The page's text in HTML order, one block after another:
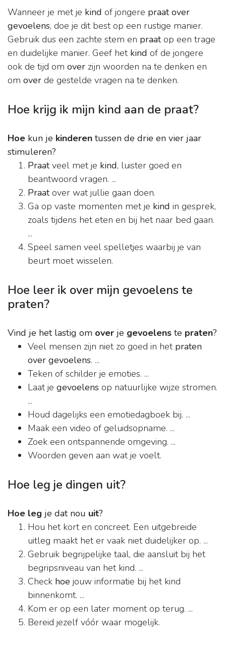
Wanneer je met je kind of jongere praat over
gevoelens, doe je dit best op een rustige manier.
Gebruik dus een zachte stem en praatop een trage
en duidelijke manier. Geef het kind of de jongere
ook de tijd om over zijn woorden na te denken en
om over de gestelde vragen na te denken.
Hoe krijg ik mijn kind aan de praat?
Hoe kun je kinderen tussen de drie en vier jaar
stimuleren?
Praatveel met je kind, luister goed en
beantwoord vragen. ...
Praatover wat jullie gaan doen.
Ga op vaste momenten met je kind in gesprek,
zoals tijdens het eten en bij het naar bed gaan.
...
Speel samen veel spelletjes waarbij je van
beurt moet wisselen.
Hoe leer ik over mijn gevoelens te
praten?
Vind je het lastig om over je gevoelens te praten?
Veel mensen zijn niet zo goed in het praten
over gevoelens. ...
Teken of schilder je emoties. ...
Laat je gevoelens op natuurlijke wijze stromen.
...
Houd dagelijks een emotiedagboek bij. ...
Maak een video of geluidsopname. ...
Zoek een ontspannende omgeving. ...
Woorden geven aan wat je voelt.
Hoe leg je dingen uit?
Hoe leg je dat nou uit?
Hou het kort en concreet. Een uitgebreide
uitleg maakt het er vaak niet duidelijker op. ...
Gebruik begrijpelijke taal, die aansluit bij het
begripsniveau van het kind. ...
Check hoe jouw informatie bij het kind
binnenkomt. ...
Kom er op een later moment op terug. ...
Bereid jezelf vóór waar mogelijk.